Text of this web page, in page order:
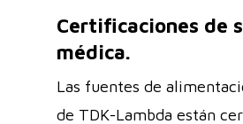
Certificaciones de
médica.
Las fuentes de
de TDK-Lambda están